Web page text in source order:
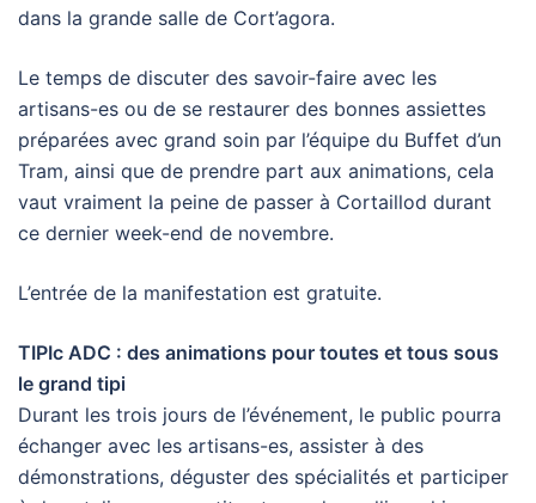
dans la grande salle de Cort’agora.
Le temps de discuter des savoir-faire avec les
artisans-es ou de se restaurer des bonnes assiettes
préparées avec grand soin par l’équipe du Buffet d’un
Tram, ainsi que de prendre part aux animations, cela
vaut vraiment la peine de passer à Cortaillod durant
ce dernier week-end de novembre.
L’entrée de la manifestation est gratuite.
TIPIc ADC : des animations pour toutes et tous sous
le grand tipi
Durant les trois jours de l’événement, le public pourra
échanger avec les artisans-es, assister à des
démonstrations, déguster des spécialités et participer